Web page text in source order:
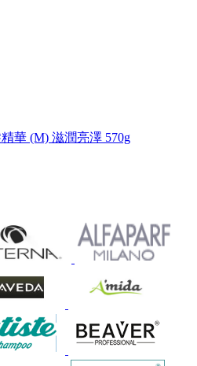
華 (M) 滋潤亮澤 570g